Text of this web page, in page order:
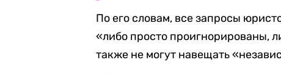
По его словам, все запросы
«либо просто проигнорированы,
также не могут навещать